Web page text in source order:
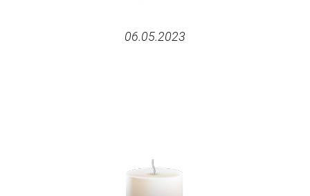
06.05.2023